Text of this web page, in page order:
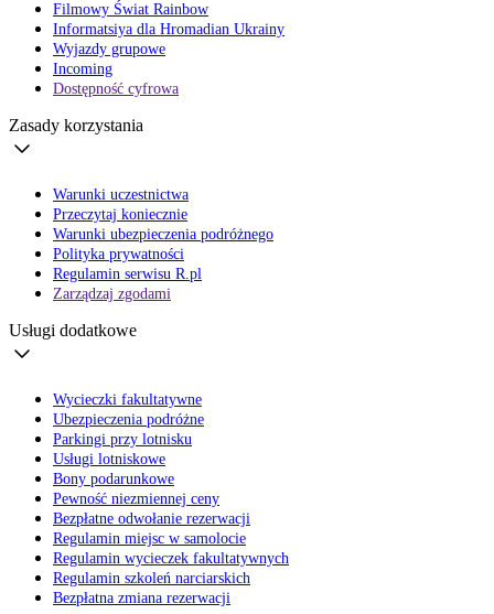
Filmowy Świat Rainbow
Informatsiya dla Hromadian Ukrainy
Wyjazdy grupowe
Incoming
Dostępność cyfrowa
Zasady korzystania
Warunki uczestnictwa
Przeczytaj koniecznie
Warunki ubezpieczenia podróżnego
Polityka prywatności
Regulamin serwisu R.pl
Zarządzaj zgodami
Usługi dodatkowe
Wycieczki fakultatywne
Ubezpieczenia podróżne
Parkingi przy lotnisku
Usługi lotniskowe
Bony podarunkowe
Pewność niezmiennej ceny
Bezpłatne odwołanie rezerwacji
Regulamin miejsc w samolocie
Regulamin wycieczek fakultatywnych
Regulamin szkoleń narciarskich
Bezpłatna zmiana rezerwacji